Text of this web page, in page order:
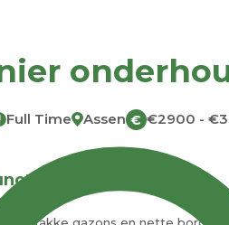
Full Time Assen € €2900 -